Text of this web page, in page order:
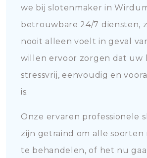
we bij slotenmaker in
betrouwbare 24/7 diensten,
nooit alleen voelt in geval
willen ervoor zorgen dat uw
stressvrij, eenvoudig en
is.
Onze ervaren professionele
zijn getraind om alle soorten
te behandelen, of het nu